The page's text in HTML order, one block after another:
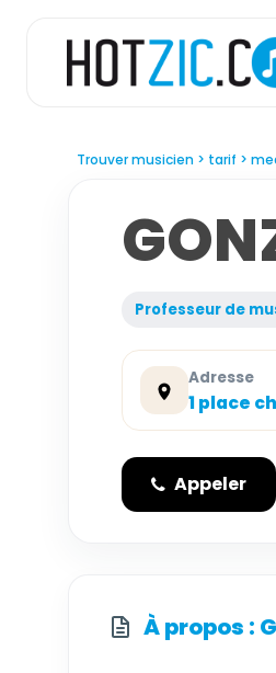
Trouver musicien tarif
Professeur de
Adresse
1 place
Appeler
À propos :